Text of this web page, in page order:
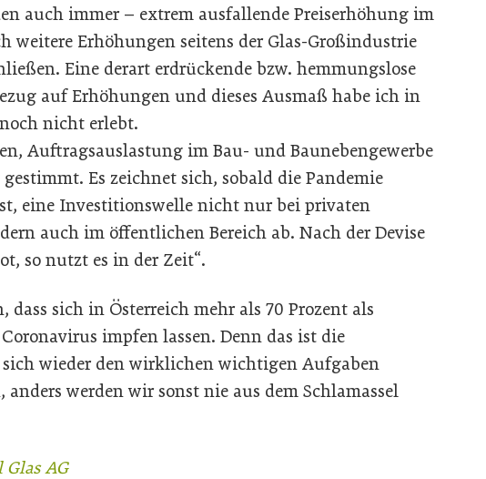
auch immer – extrem ausfallende Preiserhöhung im
weitere Erhöhungen seitens der Glas-Großindustrie
Eine derart erdrückende bzw. hemmungslose
auf Erhöhungen und dieses Ausmaß habe ich in
nicht erlebt.
Auftragsauslastung im Bau- und Baunebengewerbe
Es zeichnet sich, sobald die Pandemie
eine Investitionswelle nicht nur bei privaten
auch im öffentlichen Bereich ab. Nach der Devise
so nutzt es in der Zeit“.
dass sich in Österreich mehr als 70 Prozent als
Coronavirus impfen lassen. Denn das ist die
sich wieder den wirklichen wichtigen Aufgaben
werden wir sonst nie aus dem Schlamassel
Glas AG